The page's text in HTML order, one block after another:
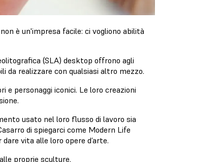
è un'impresa facile: ci vogliono abilità
(SLA) desktop offrono agli
realizzare con qualsiasi altro mezzo.
personaggi iconici. Le loro creazioni
usato nel loro flusso di lavoro sia
di spiegarci come Modern Life
vita alle loro opere d’arte.